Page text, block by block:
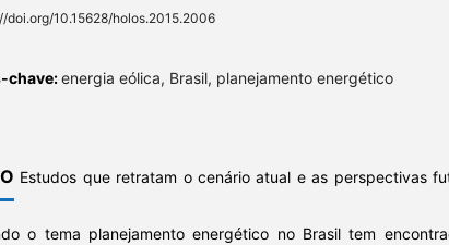
doi.org/10.15628/holos.2015.2006
chave:energia eólica, Brasil, planejamento energético
Estudos que retratam o cenário atual e as perspectivas
o tema planejamento energético no Brasil tem